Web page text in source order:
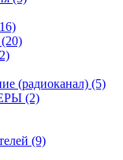
(20)
(радиоканал) (5)
(2)
(9)